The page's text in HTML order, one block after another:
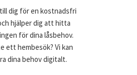
dig för en kostnadsfri
hjälper dig att hitta
för dina låsbehov.
ett hembesök? Vi kan
dina behov digitalt.